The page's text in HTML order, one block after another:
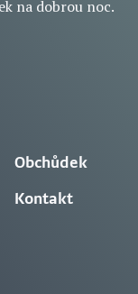
na dobrou noc.
Obchůdek
Kontakt